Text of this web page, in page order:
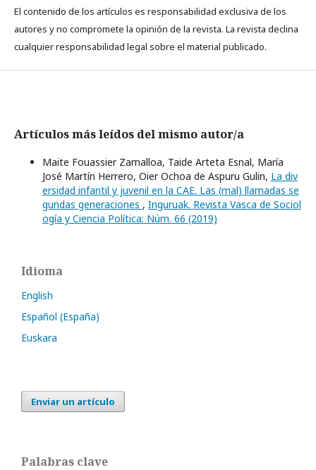
El contenido de los artículos es responsabilidad exclusiva de los
autores y no compromete la opinión de la revista. La revista declina
cualquier responsabilidad legal sobre el material publicado.
Artículos más leídos del mismo autor/a
Maite Fouassier Zamalloa, Taide Arteta Esnal, María
José Martín Herrero, Oier Ochoa de Aspuru Gulin, La div
ersidad infantil y juvenil en la CAE. Las (mal) llamadas se
gundas generaciones , Inguruak. Revista Vasca de Sociol
ogía y Ciencia Política: Núm. 66 (2019)
Idioma
English
Español (España)
Euskara
Enviar un artículo
Palabras clave